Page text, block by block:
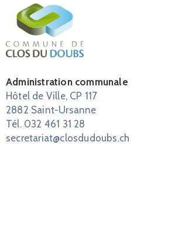
Administration communale
Hôtel de Ville, CP 117
2882 Saint-Ursanne
Tél. 032 461 31 28
secretariat@closdudoubs.ch